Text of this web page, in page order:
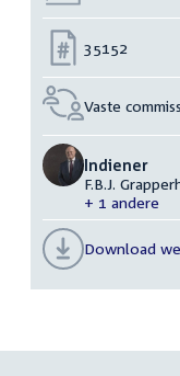
Nummer:
35152
Vaste
Indiener
F.B.J.
+ 1 andere
Download